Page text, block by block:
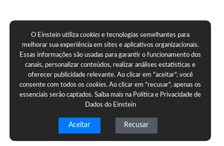
O Einstein utilizacookies e tecnologias semelhantes para
melhorar sua experiência em sites e aplicativos organizacionais.
Essas informações são usadas para garantir o funcionamento dos
canais, personalizar conteúdos, realizar análises estatísticas e
oferecer publicidade relevante. Ao clicar em "aceitar", você
consente com todos oscookies. Ao clicar em "recusar", apenas os
essenciais serão captados. Saiba mais na Política e Privacidade de
Dados do Einstein
Aceitar Recusar